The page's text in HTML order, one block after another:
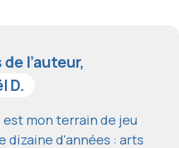
l’auteur,
D.
est mon terrain de jeu
dizaine d'années : arts